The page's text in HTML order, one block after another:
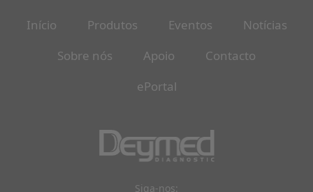
Início Produtos Eventos
Notícias
Sobre nós
Apoio
Contacto
ePortal
Siga-nos: